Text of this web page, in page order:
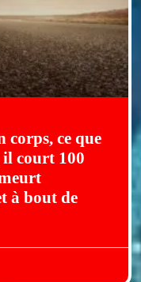
corps, ce que
il court 100
à bout de